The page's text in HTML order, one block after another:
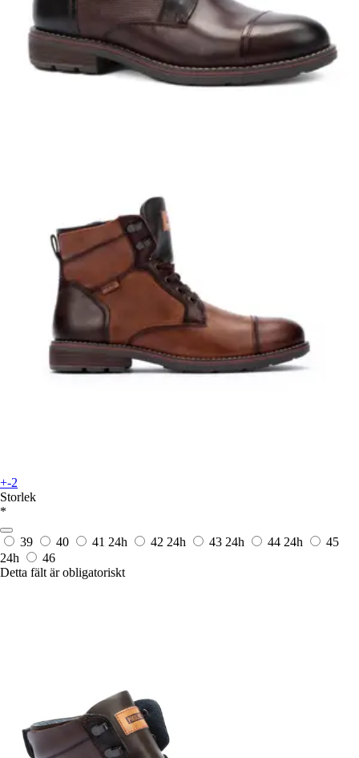
+-2
Storlek
*
39 40 41 24h 42 24h 43 24h 44 24h
45
24h
46
Detta fält är obligatoriskt